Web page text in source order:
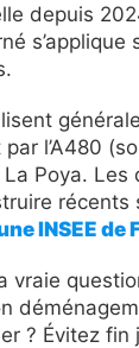
depuis
l’A480
Poya. Les
INSEE de
vraie
? Évitez